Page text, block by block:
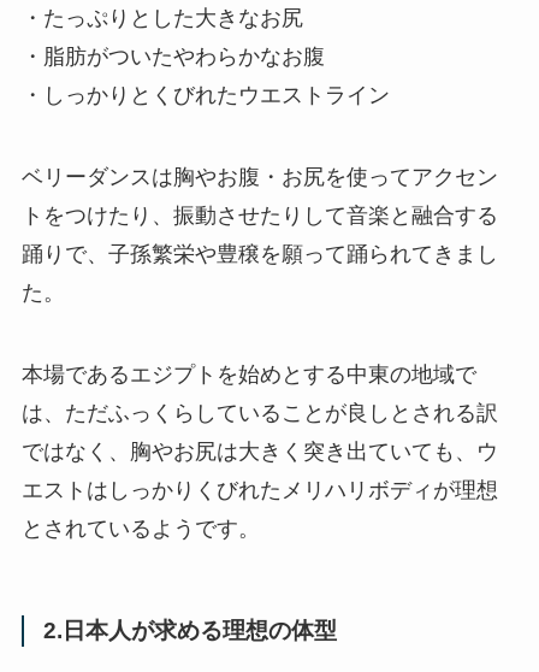
・たっぷりとした大きなお尻
・脂肪がついたやわらかなお腹
・しっかりとくびれたウエストライン
ベリーダンスは胸やお腹・お尻を使ってアクセン
トをつけたり、振動させたりして音楽と融合する
踊りで、子孫繁栄や豊穣を願って踊られてきまし
た。
本場であるエジプトを始めとする中東の地域で
は、ただふっくらしていることが良しとされる訳
ではなく、胸やお尻は大きく突き出ていても、ウ
エストはしっかりくびれたメリハリボディが理想
とされているようです。
2.日本人が求める理想の体型